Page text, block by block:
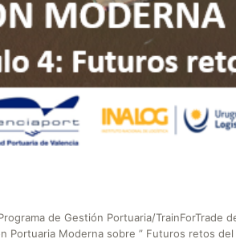
de Gestión Portuaria/TrainForTrade
Portuaria Moderna sobre ” Futuros retos